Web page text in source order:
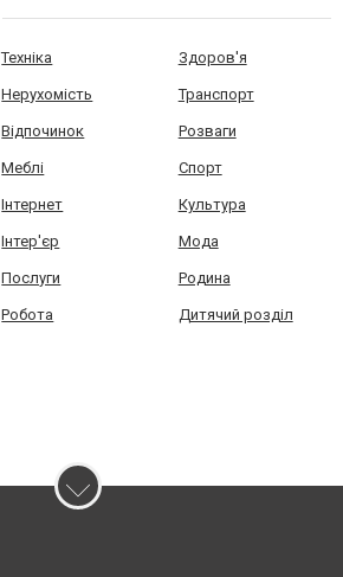
Техніка Здоров'я
Нерухомість Транспорт
Відпочинок Розваги
Меблі Спорт
Інтернет Культура
Інтер'єр Мода
Послуги Родина
Робота Дитячий розділ